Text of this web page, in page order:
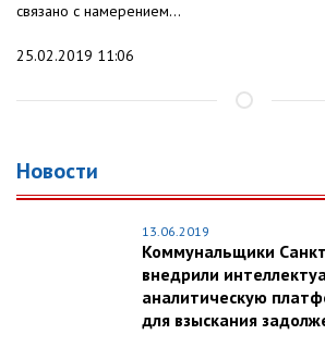
связано с намерением...
25.02.2019 11:06
Новости
13.06.2019
Коммунальщики
внедрили
аналитическую
для взыскания